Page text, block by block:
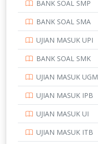
PTDI STTD
SMA
SMK
SMP
STIP
BANK SOAL SMP
BANK SOAL SMA
UJIAN MASUK UPI
BANK SOAL SMK
UJIAN MASUK UGM
UJIAN MASUK IPB
UJIAN MASUK UI
UJIAN MASUK ITB